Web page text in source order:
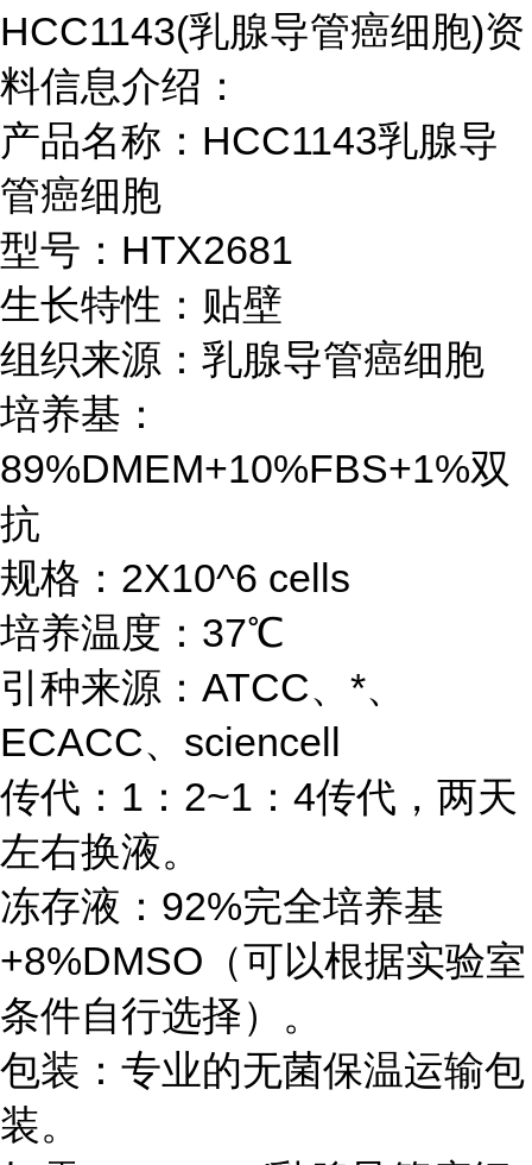
HCC1143(乳腺导管癌细胞)资
料信息介绍：
产品名称：HCC1143乳腺导
管癌细胞
型号：HTX2681
生长特性：贴壁
组织来源：乳腺导管癌细胞
培养基：
89%DMEM+10%FBS+1%双
抗
规格：2X10^6 cells
培养温度：37℃
引种来源：ATCC、*、
ECACC、sciencell
传代：1：2~1：4传代，两天
左右换液。
冻存液：92%完全培养基
+8%DMSO（可以根据实验室
条件自行选择）。
包装：专业的无菌保温运输包
装。